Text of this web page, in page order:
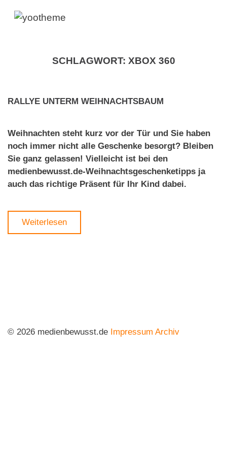
SCHLAGWORT: XBOX 360
RALLYE UNTERM WEIHNACHTSBAUM
Weihnachten steht kurz vor der Tür und Sie haben
noch immer nicht alle Geschenke besorgt? Bleiben
Sie ganz gelassen! Vielleicht ist bei den
medienbewusst.de-Weihnachtsgeschenketipps ja
auch das richtige Präsent für Ihr Kind dabei.
Weiterlesen
© 2026 medienbewusst.de Impressum Archiv